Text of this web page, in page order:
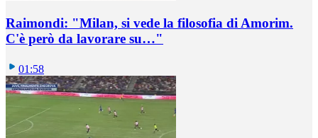
Raimondi: "Milan, si vede la filosofia di Amorim.
C'è però da lavorare su…"
01:58